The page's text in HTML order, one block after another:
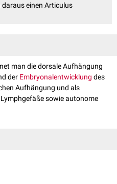
daraus einen Articulus
man die dorsale Aufhängung
der Embryonalentwicklung des
Aufhängung und als
sowie autonome